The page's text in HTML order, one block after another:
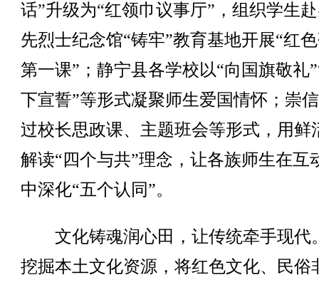
话”升级为“红领巾议事厅”，组织学生
先烈士纪念馆“铸牢”教育基地开展“红
第一课”；静宁县各学校以“向国旗敬礼
下宣誓”等形式凝聚师生爱国情怀；崇
过校长思政课、主题班会等形式，用鲜
解读“四个与共”理念，让各族师生在互
中深化“五个认同”。
文化铸魂润心田，让传统牵手现代
挖掘本土文化资源，将红色文化、民俗